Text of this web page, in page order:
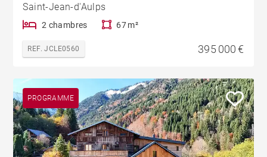
Saint-Jean-d'Aulps
2 chambres 67 m²
REF. JCLE0560 395 000 €
PROGRAMME